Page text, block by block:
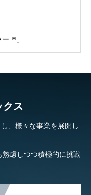
™」
クス
、様々な事業を展開し
慮しつつ積極的に挑戦